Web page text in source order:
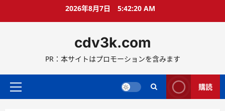
ス
ッ
2026年8月7日 5:42:21 AM
cdv3k.com
PR：本サイトはプロモーションを含みます
メ
購読